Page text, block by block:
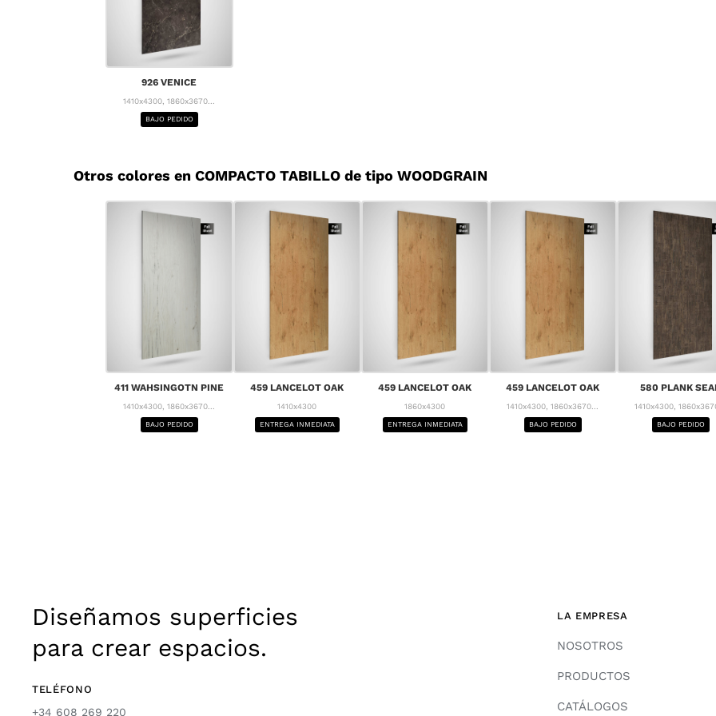
926 VENICE
1410x4300, 1860x3670...
BAJO PEDIDO
Otros colores en COMPACTO TABILLO de tipo WOODGRAIN
411 WAHSINGOTN PINE
1410x4300, 1860x3670...
BAJO PEDIDO
459 LANCELOT OAK
1410x4300
ENTREGA INMEDIATA
459 LANCELOT OAK
1860x4300
ENTREGA INMEDIATA
459 LANCELOT OAK
1410x4300, 1860x3670...
BAJO PEDIDO
580 PLANK
1410x4300,
BAJO PEDIDO
Diseñamos superficies
para crear espacios.
TELÉFONO
+34 608 269 220
LA EMPRESA
NOSOTROS
PRODUCTOS
CATÁLOGOS